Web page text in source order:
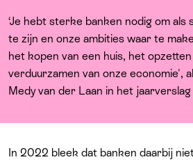
Meer
Over ons
‘Je hebt sterke banken nodig om als
te zijn en onze ambities waar te
het kopen van een huis, het
verduurzamen van onze economie',
Medy van der Laan in het
In 2022 bleek dat banken daarbij